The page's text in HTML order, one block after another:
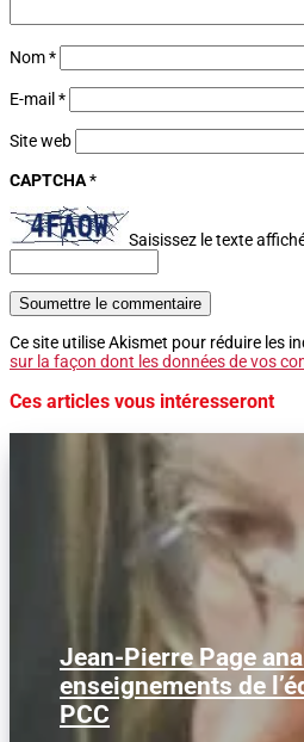
Nom*
E-mail *
Site web
CAPTCHA*
Saisissez le texte
Soumettre le commentaire
Ce site utilise Akismet pour réduire les
sur la façon dont les données de vos
Ces articles vous intéresseront
Jean-Pierre Page
enseignements de
PCC
Dans le
consacrée
publions cet